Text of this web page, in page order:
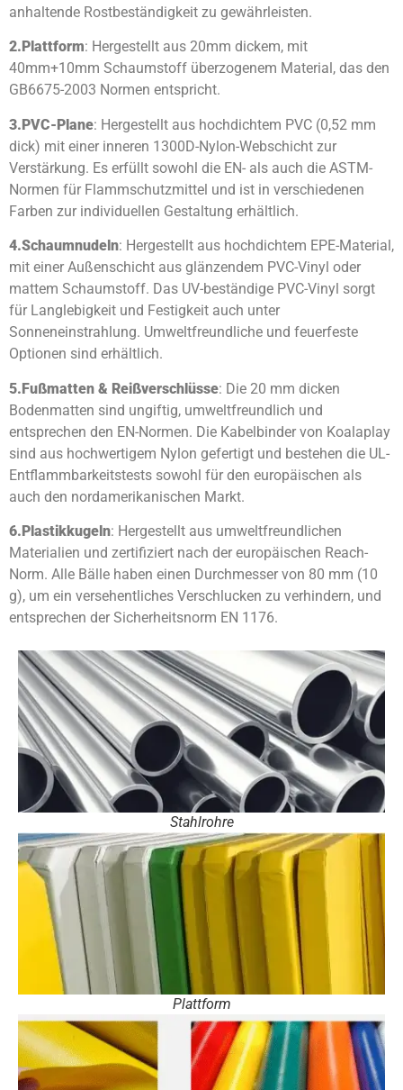
anhaltende Rostbeständigkeit zu gewährleisten.
2. Plattform: Hergestellt aus 20mm dickem, mit
40mm+10mm Schaumstoff überzogenem Material, das den
GB6675-2003 Normen entspricht.
3.PVC-Plane: Hergestellt aus hochdichtem PVC (0,52 mm
dick) mit einer inneren 1300D-Nylon-Webschicht zur
Verstärkung. Es erfüllt sowohl die EN- als auch die ASTM-
Normen für Flammschutzmittel und ist in verschiedenen
Farben zur individuellen Gestaltung erhältlich.
4.Schaumnudeln: Hergestellt aus hochdichtem EPE-Material,
mit einer Außenschicht aus glänzendem PVC-Vinyl oder
mattem Schaumstoff. Das UV-beständige PVC-Vinyl sorgt
für Langlebigkeit und Festigkeit auch unter
Sonneneinstrahlung. Umweltfreundliche und feuerfeste
Optionen sind erhältlich.
5.Fußmatten & Reißverschlüsse: Die 20 mm dicken
Bodenmatten sind ungiftig, umweltfreundlich und
entsprechen den EN-Normen. Die Kabelbinder von Koalaplay
sind aus hochwertigem Nylon gefertigt und bestehen die UL-
Entflammbarkeitstests sowohl für den europäischen als
auch den nordamerikanischen Markt.
6.Plastikkugeln: Hergestellt aus umweltfreundlichen
Materialien und zertifiziert nach der europäischen Reach-
Norm. Alle Bälle haben einen Durchmesser von 80 mm (10
g), um ein versehentliches Verschlucken zu verhindern, und
entsprechen der Sicherheitsnorm EN 1176.
Stahlrohre
Plattform